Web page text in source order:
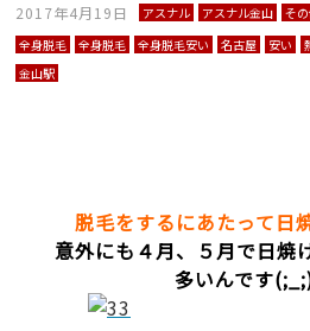
2017年4月19日 アスナル アスナル金山 そ
全身脱毛
全身脱毛 全身脱毛安い 名古屋 安い
金山駅
脱毛をするにあたって日
意外にも４月、５月で日焼
多いんです